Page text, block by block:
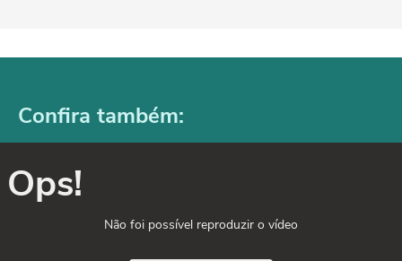
Confira também:
Ops!
Não foi possível reproduzir o vídeo